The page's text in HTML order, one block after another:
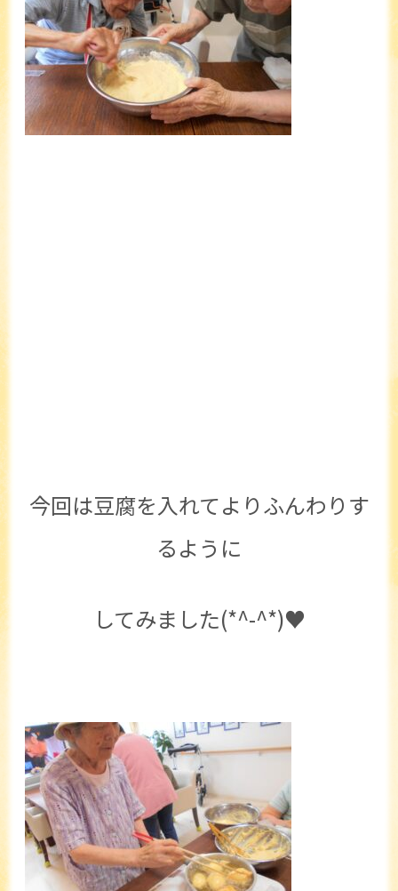
今回は豆腐を入れてよりふんわりす
るように
してみました(*^-^*)♥